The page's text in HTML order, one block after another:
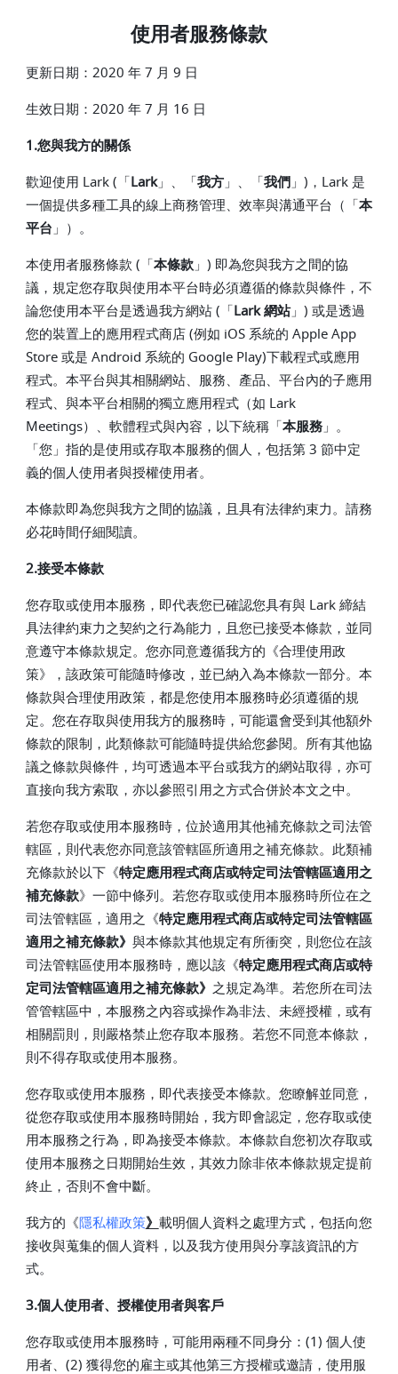
使用者服務條款
更新日期：2020 年 7 月 9 日
生效日期：2020 年 7 月 16 日
1.您與我方的關係
歡迎使用 Lark (「Lark」、「我方」、「我們」)，Lark 是
一個提供多種工具的線上商務管理、效率與溝通平台（「本
平台」）。
本使用者服務條款 (「本條款」) 即為您與我方之間的協
議，規定您存取與使用本平台時必須遵循的條款與條件，不
論您使用本平台是透過我方網站 (「Lark 網站」) 或是透過
您的裝置上的應用程式商店 (例如 iOS 系統的 Apple App
Store 或是 Android 系統的 Google Play)下載程式或應用
程式。本平台與其相關網站、服務、產品、平台內的子應用
程式、與本平台相關的獨立應用程式（如 Lark
Meetings）、軟體程式與內容，以下統稱「本服務」。
「您」指的是使用或存取本服務的個人，包括第 3 節中定
義的個人使用者與授權使用者。
本條款即為您與我方之間的協議，且具有法律約束力。請務
必花時間仔細閱讀。
2.接受本條款
您存取或使用本服務，即代表您已確認您具有與 Lark 締結
具法律約束力之契約之行為能力，且您已接受本條款，並同
意遵守本條款規定。您亦同意遵循我方的《合理使用政
策》，該政策可能隨時修改，並已納入為本條款一部分。本
條款與合理使用政策，都是您使用本服務時必須遵循的規
定。您在存取與使用我方的服務時，可能還會受到其他額外
條款的限制，此類條款可能隨時提供給您參閱。所有其他協
議之條款與條件，均可透過本平台或我方的網站取得，亦可
直接向我方索取，亦以參照引用之方式合併於本文之中。
若您存取或使用本服務時，位於適用其他補充條款之司法管
轄區，則代表您亦同意該管轄區所適用之補充條款。此類補
充條款於以下《特定應用程式商店或特定司法管轄區適用之
補充條款》一節中條列。若您存取或使用本服務時所位在之
司法管轄區，適用之《特定應用程式商店或特定司法管轄區
適用之補充條款》 與本條款其他規定有所衝突，則您位在該
司法管轄區使用本服務時，應以該《特定應用程式商店或特
定司法管轄區適用之補充條款》 之規定為準。若您所在司法
管管轄區中，本服務之內容或操作為非法、未經授權，或有
相關罰則，則嚴格禁止您存取本服務。若您不同意本條款，
則不得存取或使用本服務。
您存取或使用本服務，即代表接受本條款。您瞭解並同意，
從您存取或使用本服務時開始，我方即會認定，您存取或使
用本服務之行為，即為接受本條款。本條款自您初次存取或
使用本服務之日期開始生效，其效力除非依本條款規定提前
終止，否則不會中斷。
我方的《隱私權政策》 載明個人資料之處理方式，包括向您
接收與蒐集的個人資料，以及我方使用與分享該資訊的方
式。
3.個人使用者、授權使用者與客戶
您存取或使用本服務時，可能用兩種不同身分：(1) 個人使
用者、(2) 獲得您的雇主或其他第三方授權或邀請，使用服